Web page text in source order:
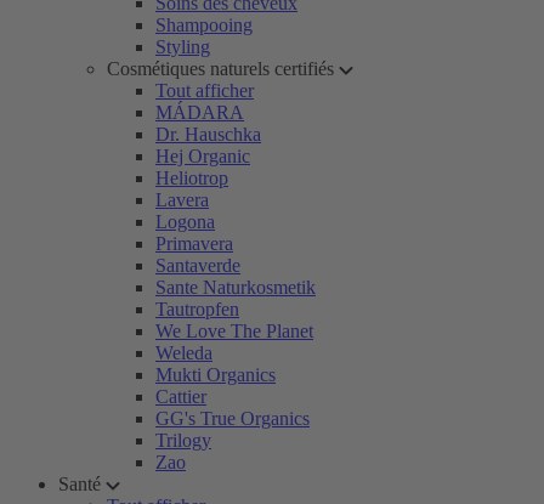
Shampooing
Styling
Cosmétiques naturels certifiés
Tout afficher
MÁDARA
Dr. Hauschka
Hej Organic
Heliotrop
Lavera
Logona
Primavera
Santaverde
Sante Naturkosmetik
Tautropfen
We Love The Planet
Weleda
Mukti Organics
Cattier
GG's True Organics
Trilogy
Zao
Santé